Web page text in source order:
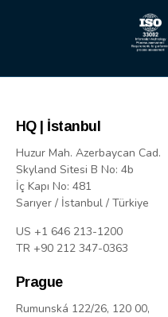
HQ | İstanbul
Huzur Mah. Azerbaycan Cad.
Skyland Sitesi B No: 4b
İç Kapı No: 481
Sarıyer / İstanbul / Türkiye
US +1 646 213-1200
TR +90 212 347-0363
Prague
Rumunská 122/26, 120 00,